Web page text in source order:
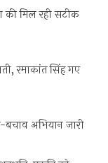
की मिल रही सटीक
रमाकांत सिंह गए
बचाव अभियान जारी